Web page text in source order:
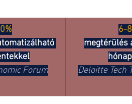
Forum
6-
megtérülés
Deloitte Tech